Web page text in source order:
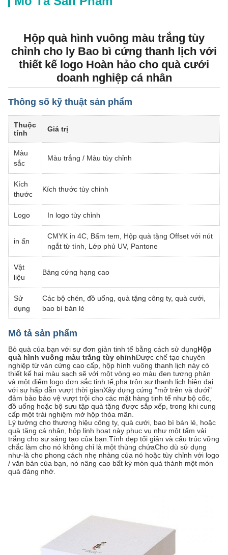
Hộp quà hình vuông màu trắng tùy
chỉnh cho ly Bao bì cứng thanh lịch với
thiết kế logo Hoàn hảo cho quà cưới
doanh nghiệp cá nhân
Thông số kỹ thuật sản phẩm
Thuộc
tính
Giá trị
Màu
sắc
Màu trắng / Màu tùy chỉnh
Kích
thước
Kích thước tùy chỉnh
Logo In logo tùy chỉnh
in ấn
CMYK in 4C, Bấm tem, Hộp quà tặng Offset với nút
ngắt từ tính, Lớp phủ UV, Pantone
Vật
liệu
Bảng cứng hạng cao
Sử
dụng
Các bộ chén, đồ uống, quà tặng công ty, quà cưới,
bao bì bán lẻ
Mô tả sản phẩm
Bỏ quà của bạn với sự đơn giản tinh tế bằng cách sử dụngHộp
quà hình vuông màu trắng tùy chỉnhĐược chế tạo chuyên
nghiệp từ ván cứng cao cấp, hộp hình vuông thanh lịch này có
thiết kế hai màu sạch sẽ với một vòng eo màu đen tương phản
và một điểm logo đơn sắc tinh tế,pha trộn sự thanh lịch hiện đại
với sự hấp dẫn vượt thời gianXây dựng cứng "mở trên và dưới"
đảm bảo bảo vệ vượt trội cho các mặt hàng tinh tế như bộ cốc,
đồ uống hoặc bộ sưu tập quà tặng được sắp xếp, trong khi cung
cấp một trải nghiệm mở hộp thỏa mãn.
Lý tưởng cho thương hiệu công ty, quà cưới, bao bì bán lẻ, hoặc
quà tặng cá nhân, hộp linh hoạt này phục vụ như một tấm vải
trắng cho sự sáng tạo của bạn.Tính đẹp tối giản và cấu trúc vững
chắc làm cho nó không chỉ là một thùng chứaCho dù sử dụng
như-là cho phong cách nhẹ nhàng của nó hoặc tùy chỉnh với logo
/ văn bản của bạn, nó nâng cao bất kỳ món quà thành một món
quà đáng nhớ.